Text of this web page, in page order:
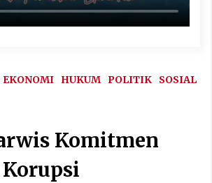
EKONOMI HUKUM POLITIK SOSIAL
Komitmen